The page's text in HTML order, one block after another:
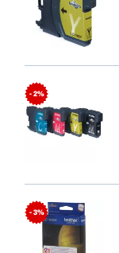
- 2%
- 3%